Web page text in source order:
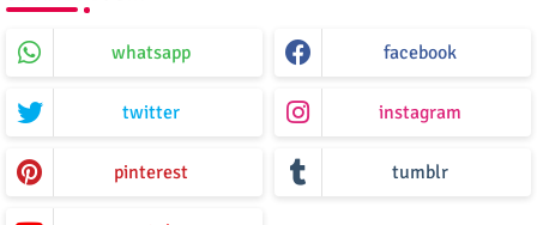
whatsapp facebook
twitter instagram
pinterest tumblr